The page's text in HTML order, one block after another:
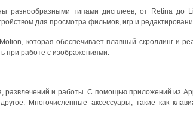
разнообразными типами дисплеев, от Retina до
для просмотра фильмов, игр и
которая обеспечивает плавный скроллинг и
при работе с изображениями.
развлечений и работы. С помощью приложений из
Многочисленные аксессуары, такие как